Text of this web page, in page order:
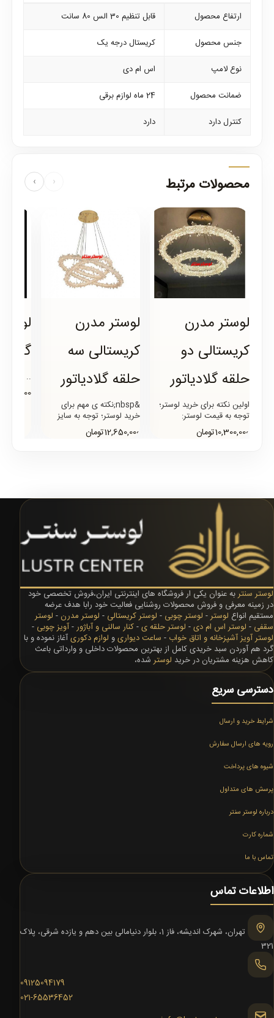
ارتفاع محصول
قابل تنظیم 30 الس 80 سانت
جنس محصول
کریستال درجه یک
نوع لامپ
اس ام دی
ضمانت محصول
24 ماه لوازم برقی
کنترل دارد
دارد
محصولات مرتبط ‹
›
لوستر مدرن
کریستالی دو
حلقه گلادیاتور
اولین نکته برای خرید لوستر؛
توجه به قیمت لوستر:
&nbsp;اکنون در مسیر بررسی
نکات خرید لوستر باید به..
10,300,000تومان
لوستر مدرن
کریستالی سه
حلقه گلادیاتور
&nbsp;نکته ی مهم برای
خرید لوستر؛ توجه به سایز
لوستر: آخرین نکته ای که باید
بدانیم، توجه به سای..
12,650,000تومان
..
لوستر سنتربه عنوان یکی ار فروشگاه های اینترنتی ایران،فروش تخصصی خود
در زمینه معرفی و فروش محصولات روشنایی فعالیت خود رابا هدف عرضه
مستقیم انواع لوستر- لوستر چوبی - لوستر کریستالی - لوستر مدرن - لوستر
سقفی - لوستر اس ام دی- لوستر حلقه ی-کنار سالنی و آباژور-آویز چوبی -
لوستر آویز آشپزخانه و اتاق خواب - ساعت دیواریو لوازم دکوریآغاز نموده و با
گرد هم آوردن سبد خریدی کامل از بهترین محصولات داخلی و وارداتی باعث
کاهش هزینه مشتریان در خرید لوستر شده،
دسترسی سریع
شرایط خرید و ارسال
رویه های ارسال سفارش
شیوه های پرداخت
پرسش های متداول
درباره لوستر سنتر
شماره کارت
تماس با ما
اطلاعات تماس
تهران، شهرک اندیشه، فاز 1، بلوار دنیامالی بین دهم و یازده شرقی، پلاک
321
09125094179
021-65536452